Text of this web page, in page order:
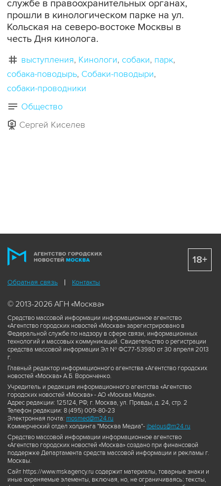
службе в правоохранительных органах,
прошли в кинологическом парке на ул.
Кольская на северо-востоке Москвы в
честь Дня кинолога.
выступления Кинологи собаки парк
собака-поводырь Собаки-поводыри
собаки-проводники
Общество
Сергей Киселев
Обратная связь Контакты
© 2013-2026 АГН «Москва»
Средство массовой информации информационное агентство
«Агентство городских новостей «Москва» зарегистрировано в
Федеральной службе по надзору в сфере связи, информационных
технологий и массовых коммуникаций. Свидетельство о регистрации
средства массовой информации Эл № ФС77-53980 от 30 апреля 2013
г.
Главный редактор информационного агентства «Агентство городских
новостей «Москва» А.Б. Воронченко.
Учредитель и редакция информационного агентства «Агентство
городских новостей «Москва» - АО «Москва Медиа».
Адрес редакции: 125124, РФ, г. Москва, ул. Правды, д. 24, стр. 2
Телефон редакции: 8 (495) 009-80-23
Электронная почта: mosmed@m24.ru
Коммерческий отдел холдинга "Москва Медиа"- ibelous@m24.ru
Средство массовой информации информационное агентство
«Агентство городских новостей «Москва» создано при финансовой
поддержке Департамента средств массовой информации и рекламы г.
Москвы.
Сайт https://www.mskagency.ru содержит материалы, товарные знаки и
иные охраняемые элементы, включая, но, не ограничиваясь: тексты,
18+